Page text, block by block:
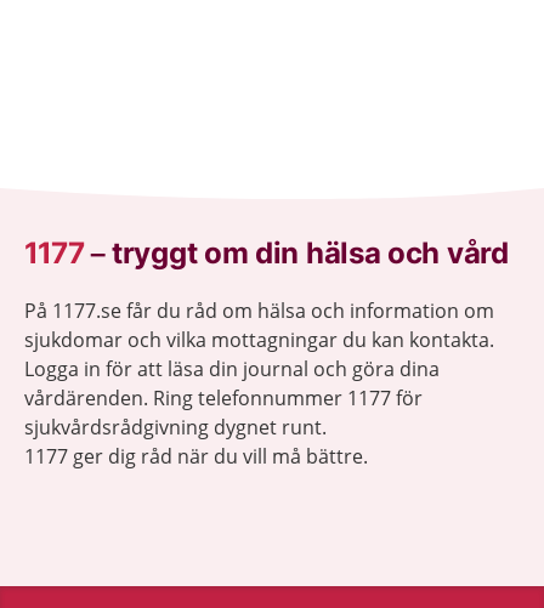
1177–tryggt om din hälsa och vård
På 1177.se får du råd om hälsa och information om
sjukdomar och vilka mottagningar du kan kontakta.
Logga in för att läsa din journal och göra dina
vårdärenden. Ring telefonnummer 1177 för
sjukvårdsrådgivning dygnet runt.
1177 ger dig råd när du vill må bättre.